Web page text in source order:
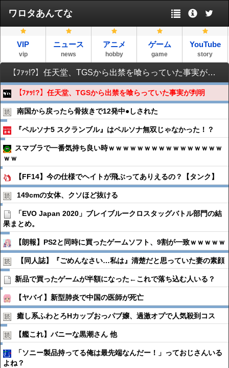
ワロタあんてな
VIP
vip
ニュース
news
アニメ
hobby
ゲーム
game
YouTube
story
【ﾌｧｯ!?】任天堂、TGSから出禁を喰らっていた事実が判明
【ﾌｧｯ!?】任天堂、TGSから出禁を喰らっていた事実が判明
南国から戻ったら骨抜きで12発中●︎しされた
『ペルソナ5 スクランブル』はペルソナ無双じゃなかった！？
スマブラで一番気持ち良い時ｗｗｗｗｗｗｗｗｗｗｗｗｗｗｗｗ
ｗｗ
【FF14】今の仕様でヘイトが飛ぶってありえるの？【タンク】
149cmの女体、クソほど抜ける
「EVO Japan 2020」ブレイブルークロスタッグバトル部門の結
果まとめ。
【朗報】PS2と同時に買ったゲームソフト、9割が一致ｗｗｗｗｗ
【同人誌】『ごめんなさい…私は』清楚だと思っていた妻の素顔
新品で買ったゲームが半額になった←これで落ち込む人いる？
【ヤバイ】新型肺炎で中国の医師が死亡
癒し系ふわとろHカップおっパブ嬢、過激オプで人気殺到コス
【艦これ】バニーな黒潮さん 他
「ソニー製品持ってる俺は最先端なんだー！」っておじさんいる
よね？